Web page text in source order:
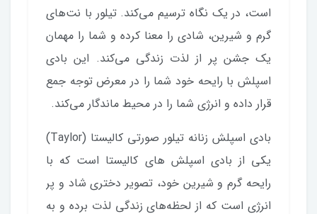
است، در یک نگاه ترسیم می‌کند. تیلور با نت‌های
گرم و شیرین، شادی را معنا کرده و شما را مهمان
یک جشن پر از لذت زندگی می‌کند. این بادی
اسپلش با رایحه خود شما را در معرض توجه جمع
قرار داده و انرژی شما را در محیط ماندگار می‌کند.
بادی اسپلش زنانه تیلور صورتی کالیستا (Taylor)
یکی از بادی اسپلش های کالیستا است که با
رایحه گرم و شیرین خود، تصویر دختری شاد و پر
انرژی است که از لحظه‌های زندگی لذت برده و به